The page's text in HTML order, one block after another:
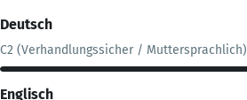
Deutsch
C2 (Verhandlungssicher / Muttersprachlich)
Englisch